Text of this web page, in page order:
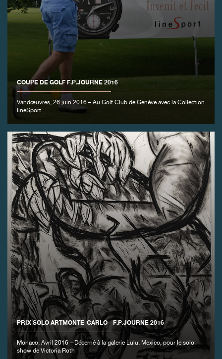
COUPE DE GOLF F.P.JOURNE 2016
Vandœuvres, 26 juin 2016 – Au Golf Club de Genève avec la Collection
lineSport
PRIX SOLO ARTMONTE-CARLO - F.P.JOURNE 2016
Monaco, Avril 2016 – Décerné à la galerie Lulu, Mexico, pour le solo
show de Victoria Roth
FAUX
FAUX